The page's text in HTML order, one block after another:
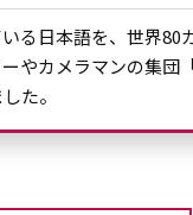
る日本語を、世界80
やカメラマンの集団
た。